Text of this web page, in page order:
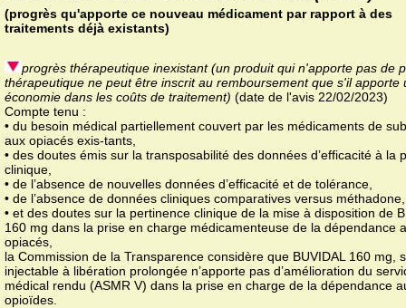
(progrès qu'apporte ce nouveau médicament par rapport à des
traitements déjà existants)
progrès thérapeutique inexistant (un produit qui n'apporte pas de
thérapeutique ne peut être inscrit au remboursement que s'il apporte
économie dans les coûts de traitement) (date de l'avis 22/02/2023)
Compte tenu :
• du besoin médical partiellement couvert par les médicaments de
aux opiacés exis-tants,
• des doutes émis sur la transposabilité des données d’efficacité à la
clinique,
• de l’absence de nouvelles données d’efficacité et de tolérance,
• de l’absence de données cliniques comparatives versus méthadone,
• et des doutes sur la pertinence clinique de la mise à disposition de
160 mg dans la prise en charge médicamenteuse de la dépendance
opiacés,
la Commission de la Transparence considère que BUVIDAL 160 mg,
injectable à libération prolongée n’apporte pas d’amélioration du
médical rendu (ASMR V) dans la prise en charge de la dépendance
opioïdes.